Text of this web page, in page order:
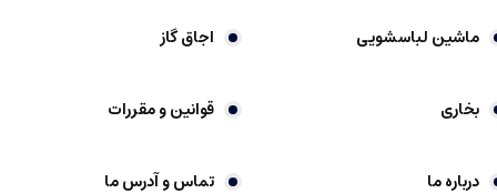
ماشین لباسشویی اجاق گاز
بخاری قوانین و مقررات
درباره ما تماس و آدرس ما